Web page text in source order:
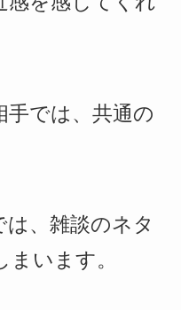
手では、共通の
、雑談のネタ
います。